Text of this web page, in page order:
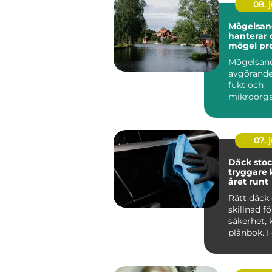
08.
hanterar
mögel
fukt och
07.
Däck
tryggare
året runt
Rätt
skillnad
säkerhet,
plånbok. I
tvä...